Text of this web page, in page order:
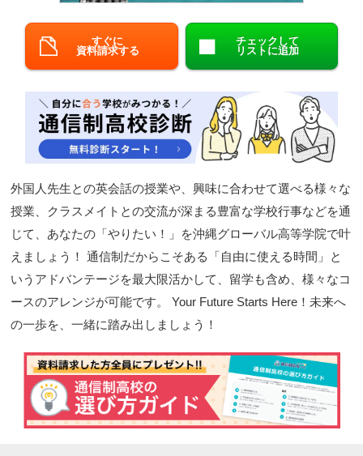
閉じる
すぐに
資料請求する
チェックして
リストに追加
外国人先生との英会話の授業や、興味に合わせて選べる様々な
授業、クラスメイトとの交流が深まる豊富な学校行事などを通
じて、あなたの「やりたい！」を沖縄グローバル高等学院で叶
えましょう！ 通信制だからこそある「自由に使える時間」と
いうアドバンテージを最大限活かして、留学も含め、様々なコ
ースのアレンジが可能です。 Your Future Starts Here！未来へ
の一歩を、一緒に踏み出しましょう！